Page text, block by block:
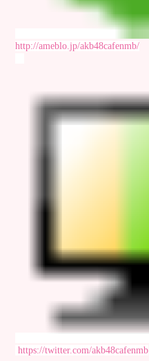
http://ameblo.jp/akb48cafenmb/
https://twitter.com/akb48cafenmb